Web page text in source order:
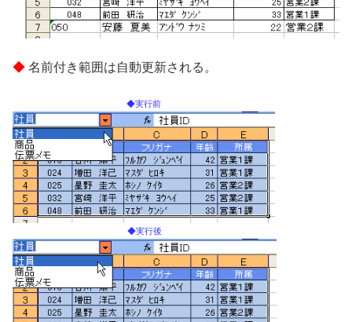
名前付き範囲は自動更新される。
◆実行前
◆実行後